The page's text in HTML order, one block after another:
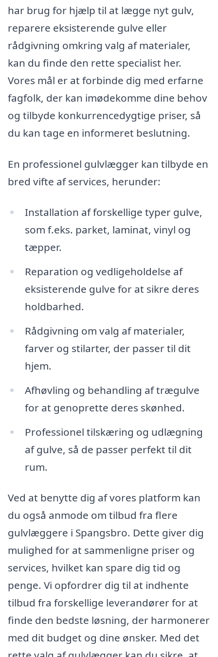
har brug for hjælp til at lægge nyt gulv,
reparere eksisterende gulve eller
rådgivning omkring valg af materialer,
kan du finde den rette specialist her.
Vores mål er at forbinde dig med erfarne
fagfolk, der kan imødekomme dine behov
og tilbyde konkurrencedygtige priser, så
du kan tage en informeret beslutning.
En professionel gulvlægger kan tilbyde en
bred vifte af services, herunder:
Installation af forskellige typer gulve,
som f.eks. parket, laminat, vinyl og
tæpper.
Reparation og vedligeholdelse af
eksisterende gulve for at sikre deres
holdbarhed.
Rådgivning om valg af materialer,
farver og stilarter, der passer til dit
hjem.
Afhøvling og behandling af trægulve
for at genoprette deres skønhed.
Professionel tilskæring og udlægning
af gulve, så de passer perfekt til dit
rum.
Ved at benytte dig af vores platform kan
du også anmode om tilbud fra flere
gulvlæggere i Spangsbro. Dette giver dig
mulighed for at sammenligne priser og
services, hvilket kan spare dig tid og
penge. Vi opfordrer dig til at indhente
tilbud fra forskellige leverandører for at
finde den bedste løsning, der harmonerer
med dit budget og dine ønsker. Med det